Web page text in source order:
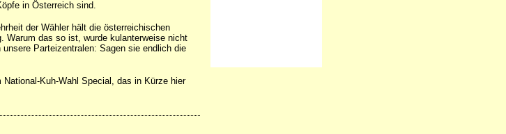
in Österreich sind.
der Wähler hält die österreichischen
Warum das so ist, wurde kulanterweise nicht
Parteizentralen: Sagen sie endlich die
National-Kuh-Wahl Special, das in Kürze hier